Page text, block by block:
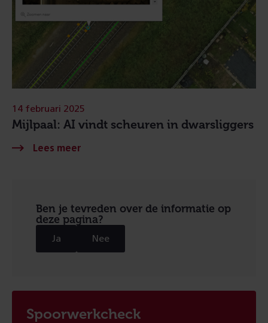
Mijlpaal: AI vindt scheuren in dwarsliggers
14 februari 2025
Ben je tevreden over de informatie op
deze pagina?
Ja Nee
Spoorwerkcheck